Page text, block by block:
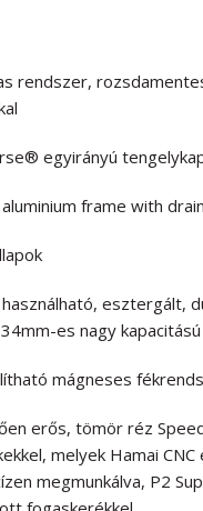
rendszer,
egyirányú
frame with
esztergált,
es nagy
mágneses
erős, tömör réz
melyek Hamai
megmunkálva, P2